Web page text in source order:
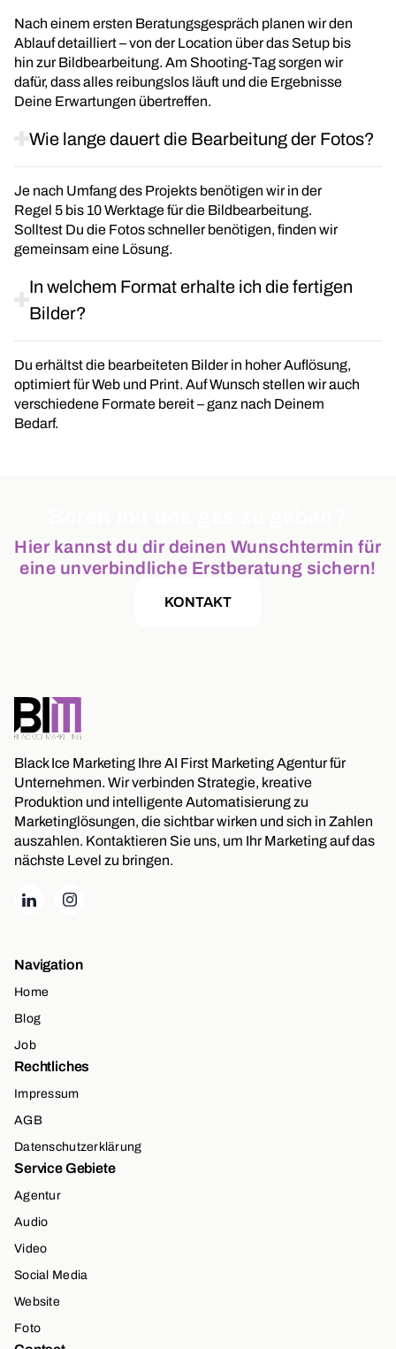
Nach einem ersten Beratungsgespräch planen wir den
Ablauf detailliert – von der Location über das Setup bis
hin zur Bildbearbeitung. Am Shooting-Tag sorgen wir
dafür, dass alles reibungslos läuft und die Ergebnisse
Deine Erwartungen übertreffen.
Wie lange dauert die Bearbeitung der Fotos?
Je nach Umfang des Projekts benötigen wir in der
Regel 5 bis 10 Werktage für die Bildbearbeitung.
Solltest Du die Fotos schneller benötigen, finden wir
gemeinsam eine Lösung.
In welchem Format erhalte ich die fertigen
Bilder?
Du erhältst die bearbeiteten Bilder in hoher Auflösung,
optimiert für Web und Print. Auf Wunsch stellen wir auch
verschiedene Formate bereit – ganz nach Deinem
Bedarf.
Hier kannst du dir deinen Wunschtermin für
eine unverbindliche Erstberatung sichern!
KONTAKT
Black Ice Marketing Ihre AI First Marketing Agentur für
Unternehmen. Wir verbinden Strategie, kreative
Produktion und intelligente Automatisierung zu
Marketinglösungen, die sichtbar wirken und sich in Zahlen
auszahlen. Kontaktieren Sie uns, um Ihr Marketing auf das
nächste Level zu bringen.
Navigation
Home
Blog
Job
Rechtliches
Impressum
AGB
Datenschutzerklärung
Service Gebiete
Agentur
Audio
Video
Social Media
Website
Foto